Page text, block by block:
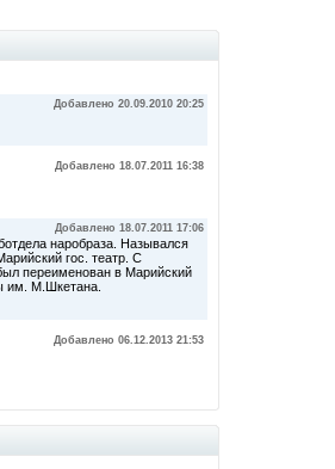
Добавлено 20.09.2010 20:25
Добавлено 18.07.2011 16:38
Добавлено 18.07.2011 17:06
наробраза. Назывался
гос. театр. С
переименован в Марийский
им. М.Шкетана.
Добавлено 06.12.2013 21:53